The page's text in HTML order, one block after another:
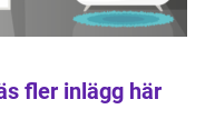
fler inlägg här